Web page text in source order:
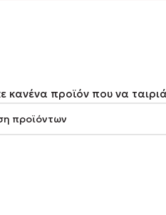
κανένα προϊόν που να